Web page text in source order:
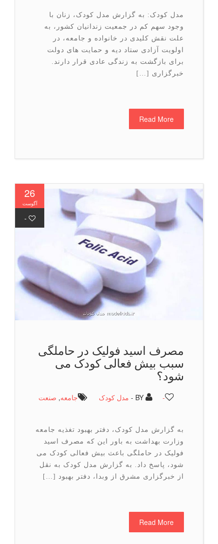
مدل کودک: به گزارش مدل کودک، زنان با
وجود سهم کم در جمعیت زندانیان کشور، به
علت نقش کلیدی در خانواده و جامعه، در
اولویت آزادی ستاد دیه و حمایت های دولت
برای بازگشت به زندگی عادی قرار دارند.
خبرگزاری […]
Read More
26
مصرف اسید فولیک در حاملگی
سبب بیش فعالی کودک می
شود؟
BY - مدل کودک جامعه,صنعت
به گزارش مدل کودک، دفتر بهبود تغذیه جامعه
وزارت بهداشت به باور این که مصرف اسید
فولیک در حاملگی باعث بیش فعالی کودک می
شود، پاسخ داد. به گزارش مدل کودک به نقل
از خبرگزاری مشرق از وبدا، دفتر بهبود […]
Read More